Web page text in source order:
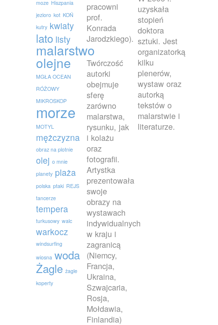
moze Hiszpania
jezioro kot KOŃ
kutry kwiaty
lato listy
malarstwo
olejne
MGŁA OCEAN
RÓŻOWY
MIKROSKOP
morze
MOTYL
mężczyzna
obraz na plotnie
olej o mnie
planety plaża
polska ptaki REJS
tancerze
tempera
turkusowy walc
warkocz
windsurfing
wiosna woda
Żagle żagle
koperty
pracowni
prof.
Konrada
Jarodzkiego).
Twórczość
autorki
obejmuje
sferę
zarówno
malarstwa,
rysunku, jak
i kolażu
oraz
fotografii.
Artystka
prezentowała
swoje
obrazy na
wystawach
indywidualnych
w kraju i
zagranicą
(Niemcy,
Francja,
Ukraina,
Szwajcaria,
Rosja,
Mołdawia,
Finlandia)
uzyskała
stopień
doktora
sztuki. Jest
organizatorką
kilku
plenerów,
wystaw oraz
autorką
tekstów o
malarstwie i
literaturze.